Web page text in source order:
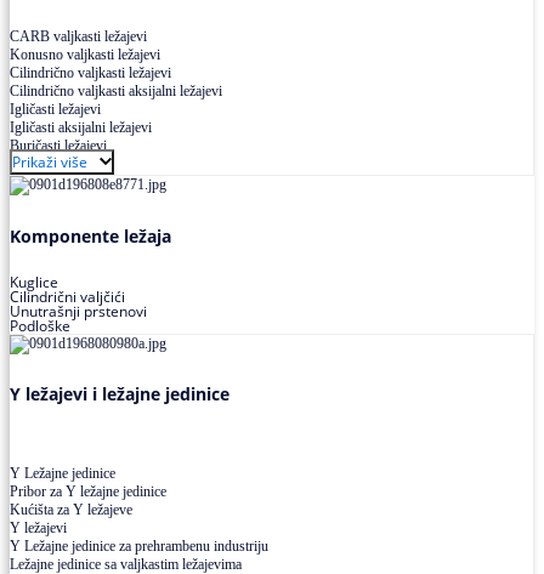
CARB valjkasti ležajevi
Konusno valjkasti ležajevi
Cilindrično valjkasti ležajevi
Cilindrično valjkasti aksijalni ležajevi
Igličasti ležajevi
Igličasti aksijalni ležajevi
Buričasti ležajevi
Buričasti zaptiveni ležajevi
Buričasti aksijalni ležajevi
Prikaži više
Komponente ležaja
Kuglice
Cilindrični valjčići
Unutrašnji prstenovi
Podloške
Y ležajevi i ležajne jedinice
Y Ležajne jedinice
Pribor za Y ležajne jedinice
Kućišta za Y ležajeve
Y ležajevi
Y Ležajne jedinice za prehrambenu industriju
Ležajne jedinice sa valjkastim ležajevima